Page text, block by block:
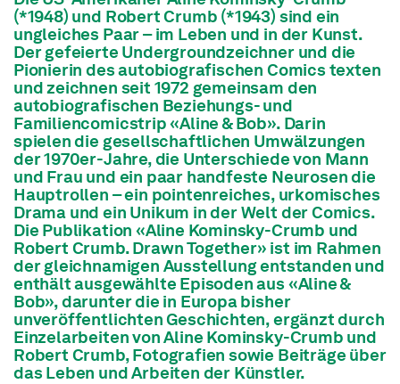
(*1948) und Robert Crumb (*1943) sind ein
ungleiches Paar – im Leben und in der Kunst.
Der gefeierte Undergroundzeichner und die
Pionierin des autobiografischen Comics texten
und zeichnen seit 1972 gemeinsam den
autobiografischen Beziehungs- und
Familiencomicstrip «Aline & Bob». Darin
spielen die gesellschaftlichen Umwälzungen
der 1970er-Jahre, die Unterschiede von Mann
und Frau und ein paar handfeste Neurosen die
Hauptrollen – ein pointenreiches, urkomisches
Drama und ein Unikum in der Welt der Comics.
Die Publikation «Aline Kominsky-Crumb und
Robert Crumb. Drawn Together» ist im Rahmen
der gleichnamigen Ausstellung entstanden und
enthält ausgewählte Episoden aus «Aline &
Bob», darunter die in Europa bisher
unveröffentlichten Geschichten, ergänzt durch
Einzelarbeiten von Aline Kominsky-Crumb und
Robert Crumb, Fotografien sowie Beiträge über
das Leben und Arbeiten der Künstler.